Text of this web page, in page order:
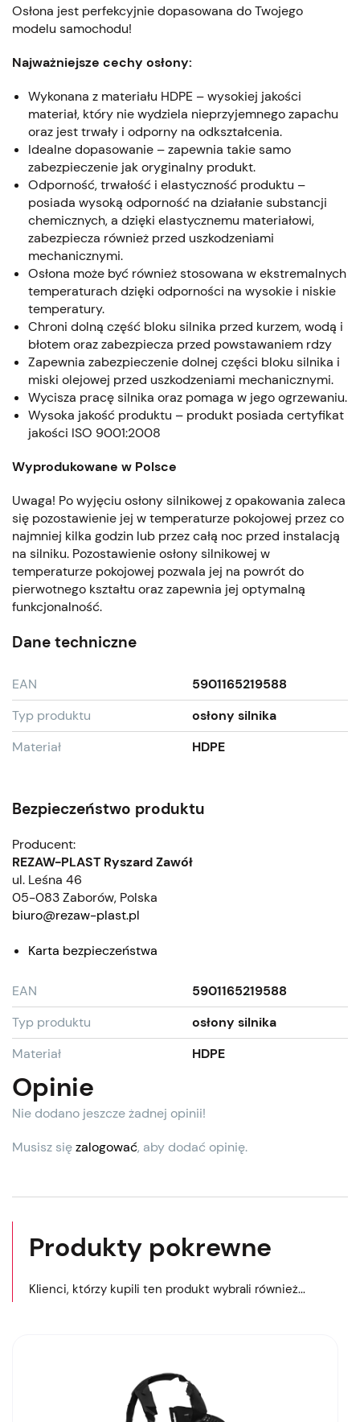
Osłona jest perfekcyjnie dopasowana do Twojego
modelu samochodu!
Najważniejsze cechy osłony:
Wykonana z materiału HDPE – wysokiej jakości
materiał, który nie wydziela nieprzyjemnego zapachu
oraz jest trwały i odporny na odkształcenia.
Idealne dopasowanie – zapewnia takie samo
zabezpieczenie jak oryginalny produkt.
Odporność, trwałość i elastyczność produktu –
posiada wysoką odporność na działanie substancji
chemicznych, a dzięki elastycznemu materiałowi,
zabezpiecza również przed uszkodzeniami
mechanicznymi.
Osłona może być również stosowana w ekstremalnych
temperaturach dzięki odporności na wysokie i niskie
temperatury.
Chroni dolną część bloku silnika przed kurzem, wodą i
błotem oraz zabezpiecza przed powstawaniem rdzy
Zapewnia zabezpieczenie dolnej części bloku silnika i
miski olejowej przed uszkodzeniami mechanicznymi.
Wycisza pracę silnika oraz pomaga w jego ogrzewaniu.
Wysoka jakość produktu – produkt posiada certyfikat
jakości ISO 9001:2008
Wyprodukowane w Polsce
Uwaga! Po wyjęciu osłony silnikowej z opakowania zaleca
się pozostawienie jej w temperaturze pokojowej przez co
najmniej kilka godzin lub przez całą noc przed instalacją
na silniku. Pozostawienie osłony silnikowej w
temperaturze pokojowej pozwala jej na powrót do
pierwotnego kształtu oraz zapewnia jej optymalną
funkcjonalność.
Dane techniczne
EAN
5901165219588
Typ produktu
osłony silnika
Materiał
HDPE
Bezpieczeństwo produktu
Producent:
REZAW-PLAST Ryszard Zawół
ul. Leśna 46
05-083 Zaborów, Polska
biuro@rezaw-plast.pl
Karta bezpieczeństwa
EAN
5901165219588
Typ produktu
osłony silnika
Materiał
HDPE
Opinie
Nie dodano jeszcze żadnej opinii!
Musisz sięzalogować, aby dodać opinię.
Produkty pokrewne
Klienci, którzy kupili ten produkt wybrali również...